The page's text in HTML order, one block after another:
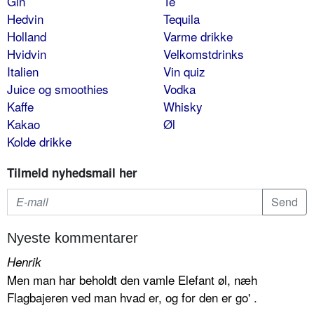
Hedvin
Holland
Hvidvin
Italien
Juice og smoothies
Kaffe
Kakao
Kolde drikke
Tequila
Varme drikke
Velkomstdrinks
Vin quiz
Vodka
Whisky
Øl
Tilmeld nyhedsmail her
Nyeste kommentarer
Henrik
Men man har beholdt den vamle Elefant øl, næh
Flagbajeren ved man hvad er, og for den er go' .